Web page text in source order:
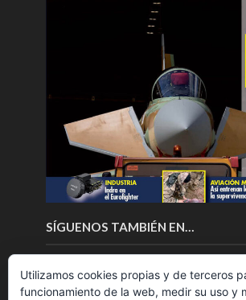
SÍGUENOS TAMBIÉN EN…
Utilizamos cookies propias y de terceros
funcionamiento de la web, medir su uso y